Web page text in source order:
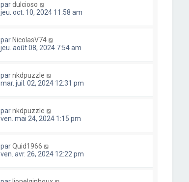
pardulcioso
jeu. oct. 10, 2024 11:58 am
par NicolasV74
jeu. août 08, 2024 7:54 am
parnkdpuzzle
mar. juil. 02, 2024 12:31 pm
parnkdpuzzle
ven. mai 24, 2024 1:15 pm
parQuid1966
ven. avr. 26, 2024 12:22 pm